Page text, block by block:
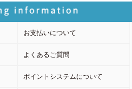
お支払いについて
よくあるご質問
ポイントシステムについて